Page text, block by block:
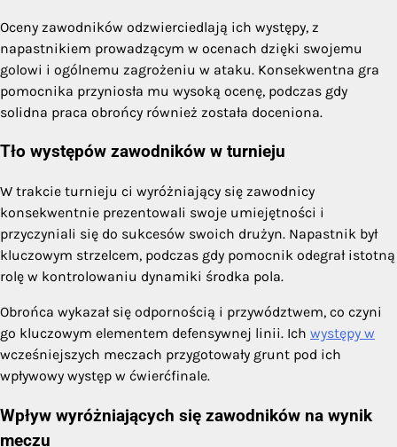
Oceny zawodników odzwierciedlają ich występy, z
napastnikiem prowadzącym w ocenach dzięki swojemu
golowi i ogólnemu zagrożeniu w ataku. Konsekwentna gra
pomocnika przyniosła mu wysoką ocenę, podczas gdy
solidna praca obrońcy również została doceniona.
Tło występów zawodników w turnieju
W trakcie turnieju ci wyróżniający się zawodnicy
konsekwentnie prezentowali swoje umiejętności i
przyczyniali się do sukcesów swoich drużyn. Napastnik był
kluczowym strzelcem, podczas gdy pomocnik odegrał istotną
rolę w kontrolowaniu dynamiki środka pola.
Obrońca wykazał się odpornością i przywództwem, co czyni
go kluczowym elementem defensywnej linii. Ich występy w
wcześniejszych meczach przygotowały grunt pod ich
wpływowy występ w ćwierćfinale.
Wpływ wyróżniających się zawodników na wynik
meczu